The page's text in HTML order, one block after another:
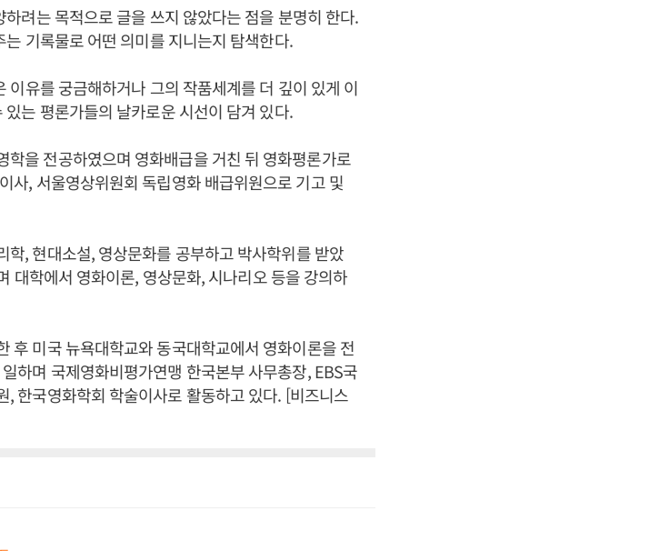
려는 목적으로 글을 쓰지 않았다는 점을 분명히 한다.
기록물로 어떤 의미를 지니는지 탐색한다.
유를 궁금해하거나 그의 작품세계를 더 깊이 있게 이
는 평론가들의 날카로운 시선이 담겨 있다.
을 전공하였으며 영화배급을 거친 뒤 영화평론가로
사, 서울영상위원회 독립영화 배급위원으로 기고 및
, 현대소설, 영상문화를 공부하고 박사학위를 받았
대학에서 영화이론, 영상문화, 시나리오 등을 강의하
후 미국 뉴욕대학교와 동국대학교에서 영화이론을 전
하며 국제영화비평가연맹 한국본부 사무총장, EBS국
한국영화학회 학술이사로 활동하고 있다. [비즈니스